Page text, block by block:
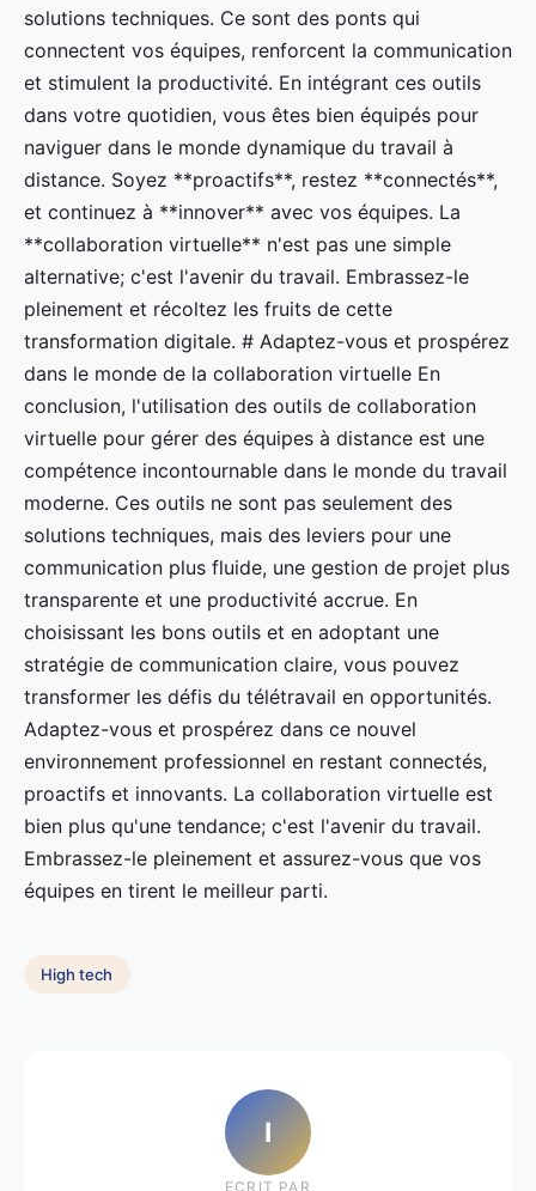
solutions techniques. Ce sont des ponts qui
connectent vos équipes, renforcent la communication
et stimulent la productivité. En intégrant ces outils
dans votre quotidien, vous êtes bien équipés pour
naviguer dans le monde dynamique du travail à
distance. Soyez **proactifs**, restez **connectés**,
et continuez à **innover** avec vos équipes. La
**collaboration virtuelle** n'est pas une simple
alternative; c'est l'avenir du travail. Embrassez-le
pleinement et récoltez les fruits de cette
transformation digitale. # Adaptez-vous et prospérez
dans le monde de la collaboration virtuelle En
conclusion, l'utilisation des outils de collaboration
virtuelle pour gérer des équipes à distance est une
compétence incontournable dans le monde du travail
moderne. Ces outils ne sont pas seulement des
solutions techniques, mais des leviers pour une
communication plus fluide, une gestion de projet plus
transparente et une productivité accrue. En
choisissant les bons outils et en adoptant une
stratégie de communication claire, vous pouvez
transformer les défis du télétravail en opportunités.
Adaptez-vous et prospérez dans ce nouvel
environnement professionnel en restant connectés,
proactifs et innovants. La collaboration virtuelle est
bien plus qu'une tendance; c'est l'avenir du travail.
Embrassez-le pleinement et assurez-vous que vos
équipes en tirent le meilleur parti.
High tech
I
ECRIT PAR